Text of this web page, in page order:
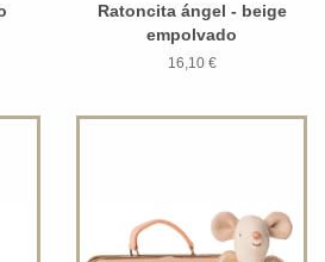
Ratoncita ángel - beige
empolvado
16,10 €